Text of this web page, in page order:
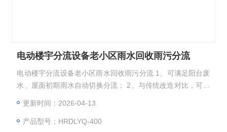
电动楼宇分流设备老小区雨水回收雨污分流
电动楼宇分流设备老小区雨水回收雨污分流 1、可满足阳台废
水、屋面初期雨水自动切换分流； 2、与传统改造对比，可平
分流的时间要求，又满足了对初期雨水的分流，解决固定时间
更新时间：2026-04-13
产品型号：HRDLYQ-400